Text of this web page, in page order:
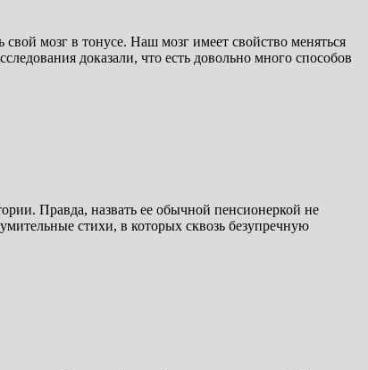
мозг в тонусе. Наш мозг имеет свойство меняться
доказали, что есть довольно много способов
Правда, назвать ее обычной пенсионеркой не
стихи, в которых сквозь безупречную